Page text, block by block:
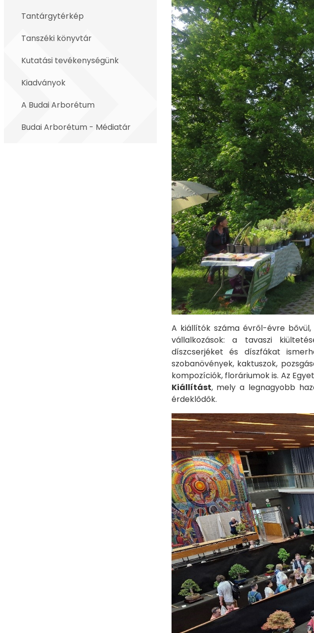
Tantárgytérkép
Tanszéki könyvtár
Kutatási tevékenységünk
Kiadványok
A Budai Arborétum
Budai Arborétum - Médiatár
​​​​​A kiállítók száma évről-évre
vállalkozások: a tavaszi
díszcserjéket és díszfákat
szobanövények, kaktuszok,
kompozíciók, floráriumok is. Az
Kiállítást, mely a legnagyobb
érdeklődők.